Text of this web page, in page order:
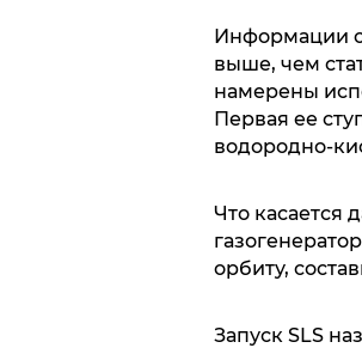
Информации о
выше, чем
намерены
Первая ее
водородно-
Что касается
орбиту,
Запуск SLS